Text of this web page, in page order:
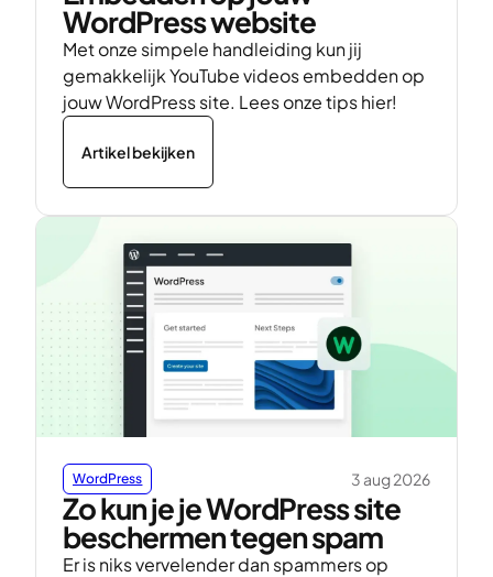
WordPress website
Met onze simpele handleiding kun jij
gemakkelijk YouTube videos embedden op
jouw WordPress site. Lees onze tips hier!
Artikel bekijken
WordPress 3 aug 2026
Zo kun je je WordPress site
beschermen tegen spam
Er is niks vervelender dan spammers op